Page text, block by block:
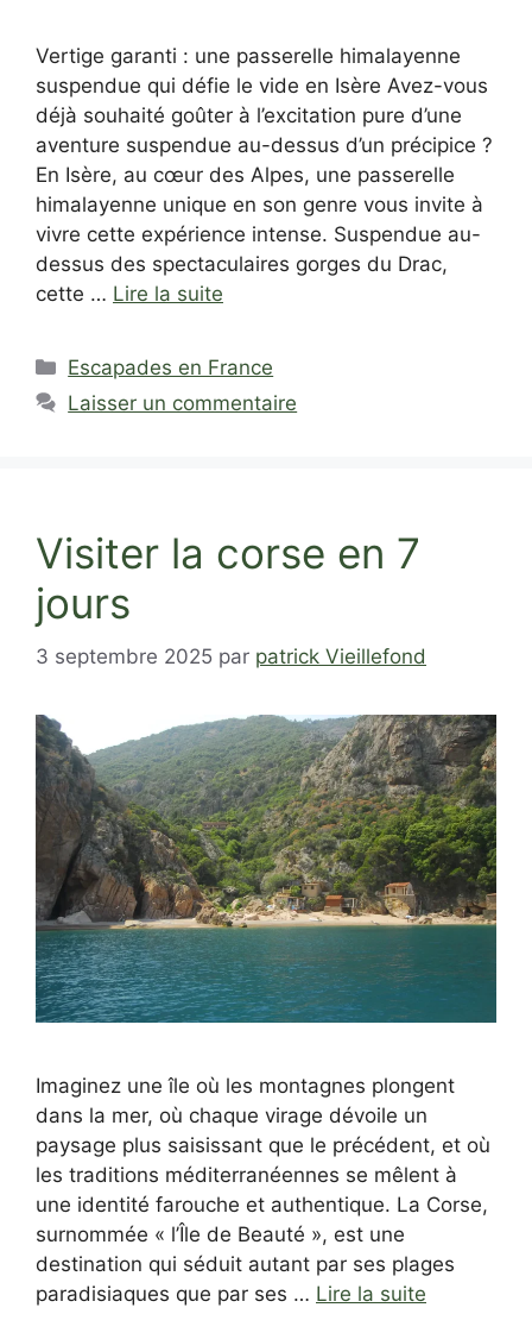
Vertige garanti : une passerelle himalayenne
suspendue qui défie le vide en Isère Avez-vous
déjà souhaité goûter à l’excitation pure d’une
aventure suspendue au-dessus d’un précipice ?
En Isère, au cœur des Alpes, une passerelle
himalayenne unique en son genre vous invite à
vivre cette expérience intense. Suspendue au-
dessus des spectaculaires gorges du Drac,
cette … Lire la suite
Catégories
Escapades en France
Laisser un commentaire
Visiter la corse en 7
jours
3 septembre 2025 par patrick Vieillefond
Imaginez une île où les montagnes plongent
dans la mer, où chaque virage dévoile un
paysage plus saisissant que le précédent, et où
les traditions méditerranéennes se mêlent à
une identité farouche et authentique. La Corse,
surnommée « l’Île de Beauté », est une
destination qui séduit autant par ses plages
paradisiaques que par ses … Lire la suite